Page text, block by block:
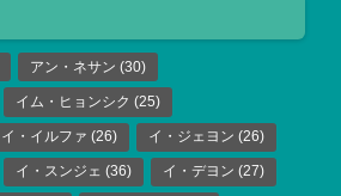
アン・ネサン (30)
イム・ヒョンシク (25)
イ・イルファ (26) イ・ジェヨン (26)
イ・スンジェ (36) イ・デヨン (27)